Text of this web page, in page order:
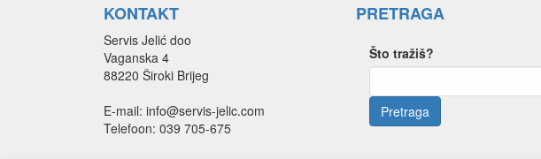
KONTAKT
Servis Jelić doo
Vaganska 4
88220 Široki Brijeg
E-mail: info@servis-jelic.com
Telefoon: 039 705-675
PRETRAGA
Što tražiš?